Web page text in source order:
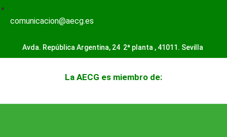
comunicacion@aecg.es
Avda. República Argentina, 24 2ª planta , 41011. Sevilla
La AECG es miembro de: